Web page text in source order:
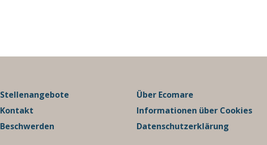
Stellenangebote
Kontakt
Beschwerden
Über Ecomare
Informationen über Cookies
Datenschutzerklärung